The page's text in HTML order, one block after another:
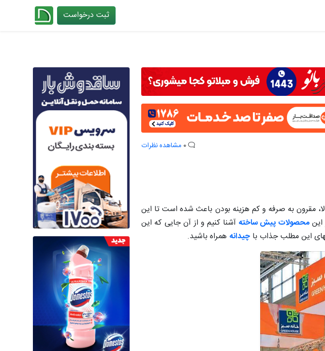
ثبت درخواست
مشاهده نظرات
مقرون به صرفه و کم هزینه بودن باعث شده است تا این
اینمحصولات پیش ساخته آشنا کنیم و از آن جایی که این
این مطلب جذاب با چیدانه همراه باشید.